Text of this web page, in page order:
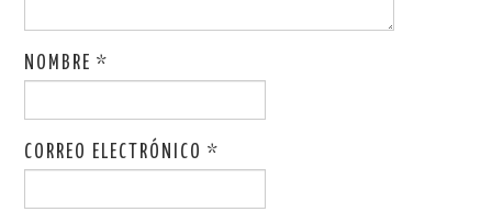
NOMBRE*
CORREO ELECTRÓNICO*